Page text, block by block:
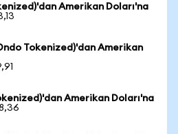
Amerikan Doları'na
Tokenized)'dan Amerikan
Amerikan Doları'na